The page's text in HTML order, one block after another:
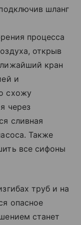
шланг
процесса
открыв
кран
и
схожу
через
сливная
Также
все сифоны
труб и на
опасное
станет